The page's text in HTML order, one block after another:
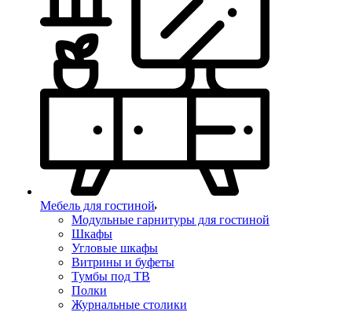
Мебель для гостиной
Модульные гарнитуры для гостиной
Шкафы
Угловые шкафы
Витрины и буфеты
Тумбы под ТВ
Полки
Журнальные столики